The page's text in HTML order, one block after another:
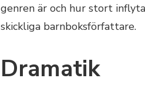
genren är och hur stort
skickliga barnboksförfattare.
Dramatik